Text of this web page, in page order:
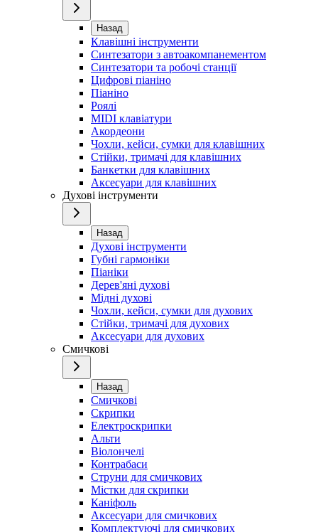
Назад
Клавішні інструменти
Синтезатори з автоакомпанементом
Синтезатори та робочі станції
Цифрові піаніно
Піаніно
Роялі
MIDI клавіатури
Акордеони
Чохли, кейси, сумки для клавішних
Стійки, тримачі для клавішних
Банкетки для клавішних
Аксесуари для клавішних
Духові інструменти
Назад
Духові інструменти
Губні гармоніки
Піаніки
Дерев'яні духові
Мідні духові
Чохли, кейси, сумки для духових
Стійки, тримачі для духових
Аксесуари для духових
Смичкові
Назад
Смичкові
Скрипки
Електроскрипки
Альти
Віолончелі
Контрабаси
Струни для смичкових
Містки для скрипки
Каніфоль
Аксесуари для смичкових
Комплектуючі для смичкових